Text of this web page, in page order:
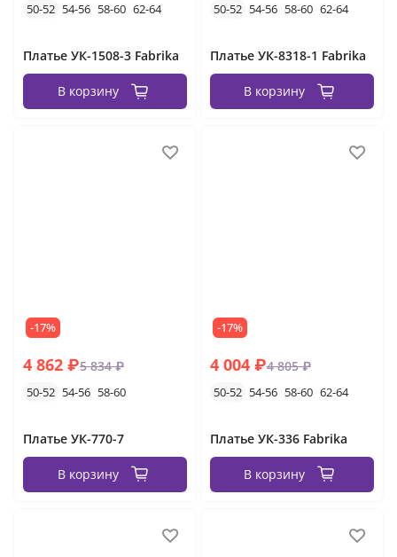
50-52 54-56 58-60 62-64
Платье УК-1508-3 Fabrika
В корзину
50-52 54-56 58-60 62-64
Платье УК-8318-1 Fabrika
В корзину
-17%
4 862 ₽5 834 ₽
50-52 54-56 58-60
Платье УК-770-7
В корзину
-17%
4 004 ₽4 805 ₽
50-52 54-56 58-60 62-64
Платье УК-336 Fabrika
В корзину